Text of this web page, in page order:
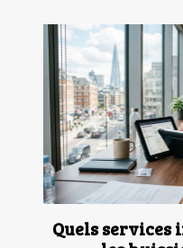
Quels